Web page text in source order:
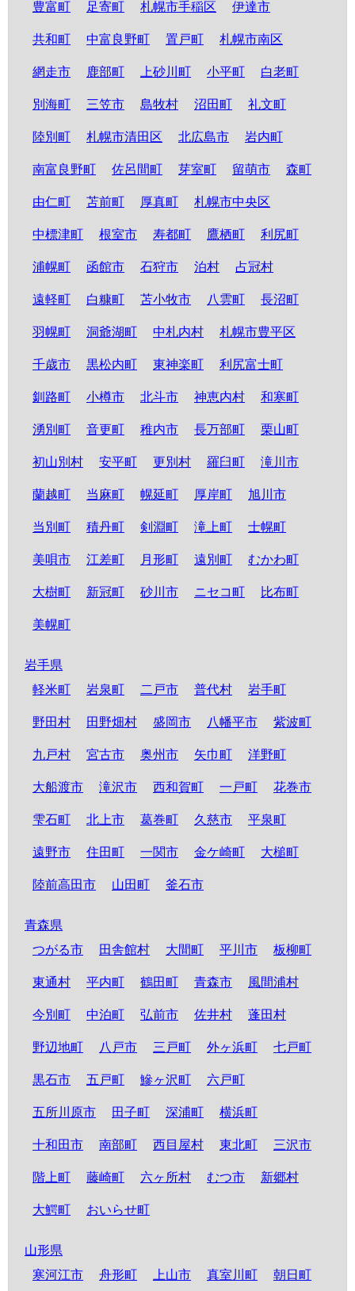
豊富町 足寄町 札幌市手稲区 伊達市
共和町 中富良野町 置戸町 札幌市南区
網走市 鹿部町 上砂川町 小平町 白老町
別海町 三笠市 島牧村 沼田町 礼文町
陸別町 札幌市清田区 北広島市 岩内町
南富良野町 佐呂間町 芽室町 留萌市 森町
由仁町 苫前町 厚真町 札幌市中央区
中標津町 根室市 寿都町 鷹栖町 利尻町
浦幌町 函館市 石狩市 泊村 占冠村
遠軽町 白糠町 苫小牧市 八雲町 長沼町
羽幌町 洞爺湖町 中札内村 札幌市豊平区
千歳市 黒松内町 東神楽町 利尻富士町
釧路町 小樽市 北斗市 神恵内村 和寒町
湧別町 音更町 稚内市 長万部町 栗山町
初山別村 安平町 更別村 羅臼町 滝川市
蘭越町 当麻町 幌延町 厚岸町 旭川市
当別町 積丹町 剣淵町 滝上町 士幌町
美唄市 江差町 月形町 遠別町 むかわ町
大樹町 新冠町 砂川市 ニセコ町 比布町
美幌町
岩手県
軽米町
岩泉町 二戸市 普代村 岩手町
野田村 田野畑村 盛岡市 八幡平市 紫波町
九戸村 宮古市 奥州市 矢巾町 洋野町
大船渡市 滝沢市 西和賀町 一戸町 花巻市
雫石町 北上市 葛巻町 久慈市 平泉町
遠野市 住田町 一関市 金ケ崎町 大槌町
陸前高田市 山田町 釜石市
青森県
つがる市
田舎館村 大間町 平川市 板柳町
東通村 平内町 鶴田町 青森市 風間浦村
今別町 中泊町 弘前市 佐井村 蓬田村
野辺地町 八戸市 三戸町 外ヶ浜町 七戸町
黒石市 五戸町 鰺ヶ沢町 六戸町
五所川原市 田子町 深浦町 横浜町
十和田市 南部町 西目屋村 東北町 三沢市
階上町 藤崎町 六ヶ所村 むつ市 新郷村
大鰐町 おいらせ町
山形県
寒河江市
舟形町 上山市 真室川町 朝日町